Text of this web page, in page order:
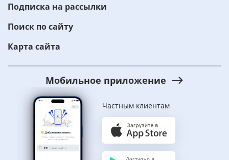
Подписка на рассылки
Поиск по сайту
Карта сайта
Мобильное приложение
Частным клиентам